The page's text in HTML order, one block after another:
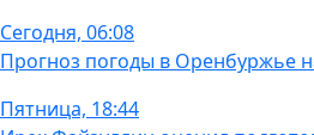
Сегодня, 06:08
Прогноз погоды в Оренбуржье
Пятница, 18:44